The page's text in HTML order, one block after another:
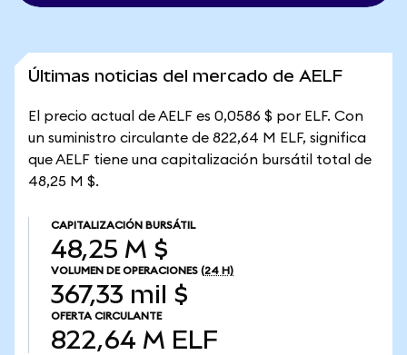
Últimas noticias del mercado de AELF
El precio actual de AELF es 0,0586 $ por ELF. Con
un suministro circulante de 822,64 M ELF, significa
que AELF tiene una capitalización bursátil total de
48,25 M $.
CAPITALIZACIÓN BURSÁTIL
48,25 M $
VOLUMEN DE OPERACIONES (24 H)
367,33 mil $
OFERTA CIRCULANTE
822,64 M ELF